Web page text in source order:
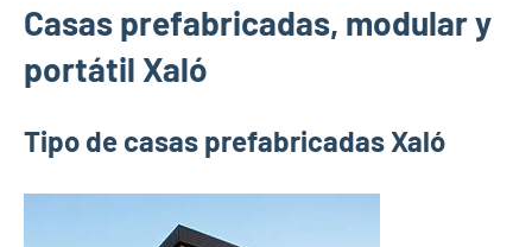
Casas prefabricadas, modular y
portátil Xaló
Tipo de casas prefabricadas Xaló